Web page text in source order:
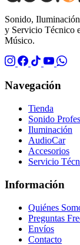
Sonido,
y Servicio Técnico
Músico.
Navegación
Tienda
Sonido
Iluminación
AudioCar
Accesorios
Servicio
Información
Quiénes
Preguntas
Envíos
Contacto